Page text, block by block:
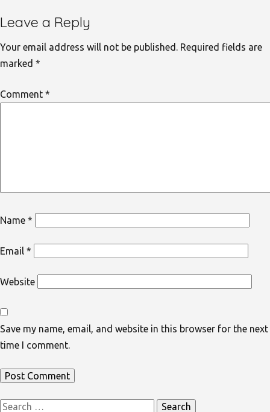
Leave a Reply
Your email address will not be published. Required fields are
marked *
Comment *
Name *
Email *
Website
Save my name, email, and website in this browser for the next
time I comment.
Search